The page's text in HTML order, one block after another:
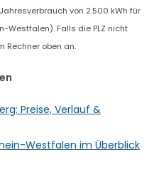
von 2.500 kWh für
Westfalen). Falls die PLZ nicht
Rechner oben an.
Preise, Verlauf &
Westfalen im Überblick